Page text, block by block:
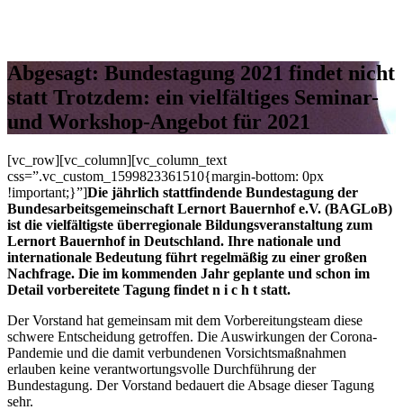
Abgesagt: Bundestagung 2021 findet nicht
statt Trotzdem: ein vielfältiges Seminar-
und Workshop-Angebot für 2021
[vc_row][vc_column][vc_column_text
css=”.vc_custom_1599823361510{margin-bottom: 0px
!important;}”]Die jährlich stattfindende Bundestagung der
Bundesarbeitsgemeinschaft Lernort Bauernhof e.V. (BAGLoB)
ist die vielfältigste überregionale Bildungsveranstaltung zum
Lernort Bauernhof in Deutschland. Ihre nationale und
internationale Bedeutung führt regelmäßig zu einer großen
Nachfrage. Die im kommenden Jahr geplante und schon im
Detail vorbereitete Tagung findet n i c h t statt.
Der Vorstand hat gemeinsam mit dem Vorbereitungsteam diese
schwere Entscheidung getroffen. Die Auswirkungen der Corona-
Pandemie und die damit verbundenen Vorsichtsmaßnahmen
erlauben keine verantwortungsvolle Durchführung der
Bundestagung. Der Vorstand bedauert die Absage dieser Tagung
sehr.